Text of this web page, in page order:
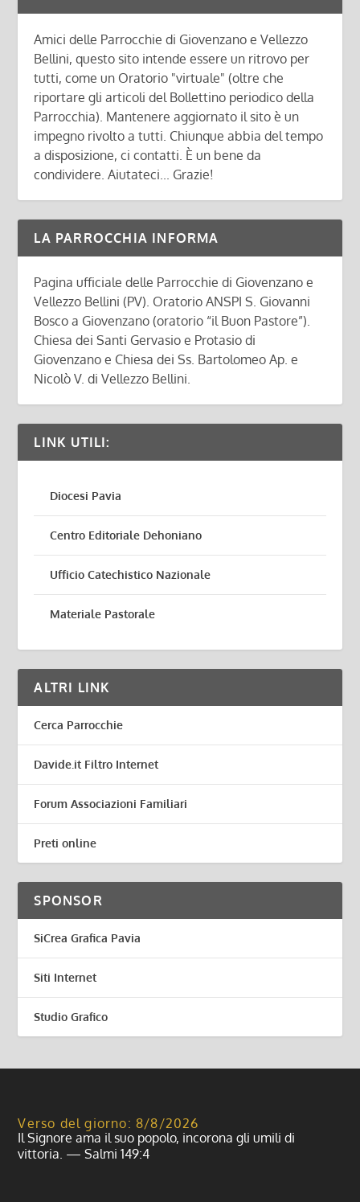
Amici delle Parrocchie di Giovenzano e Vellezzo
Bellini, questo sito intende essere un ritrovo per
tutti, come un Oratorio "virtuale" (oltre che
riportare gli articoli del Bollettino periodico della
Parrocchia). Mantenere aggiornato il sito è un
impegno rivolto a tutti. Chiunque abbia del tempo
a disposizione, ci contatti. È un bene da
condividere. Aiutateci... Grazie!
LA PARROCCHIA INFORMA
Pagina ufficiale delle Parrocchie di Giovenzano e
Vellezzo Bellini (PV). Oratorio ANSPI S. Giovanni
Bosco a Giovenzano (oratorio “il Buon Pastore”).
Chiesa dei Santi Gervasio e Protasio di
Giovenzano e Chiesa dei Ss. Bartolomeo Ap. e
Nicolò V. di Vellezzo Bellini.
LINK UTILI:
Diocesi Pavia
Centro Editoriale Dehoniano
Ufficio Catechistico Nazionale
Materiale Pastorale
ALTRI LINK
Cerca Parrocchie
Davide.it Filtro Internet
Forum Associazioni Familiari
Preti online
SPONSOR
SiCrea Grafica Pavia
Siti Internet
Studio Grafico
Verso del giorno: 8/8/2026
Il Signore ama il suo popolo, incorona gli umili di
vittoria. — Salmi 149:4